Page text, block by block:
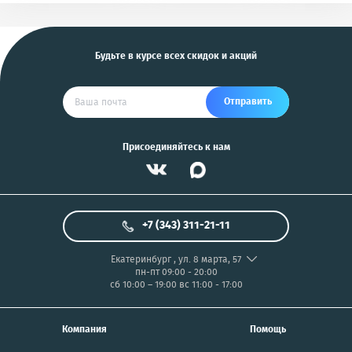
Будьте в курсе всех скидок и акций
Отправить
Присоединяйтесь к нам
Помощь
Компания
+7 (343) 311-21-11
Екатеринбург, ул. 8 марта, 57
пн-пт 09:00 - 20:00
сб 10:00 – 19:00 вс 11:00 - 17:00